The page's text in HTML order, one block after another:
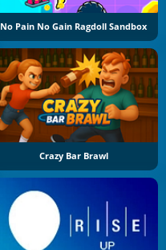
No Pain No Gain Ragdoll Sandbox
Crazy Bar Brawl